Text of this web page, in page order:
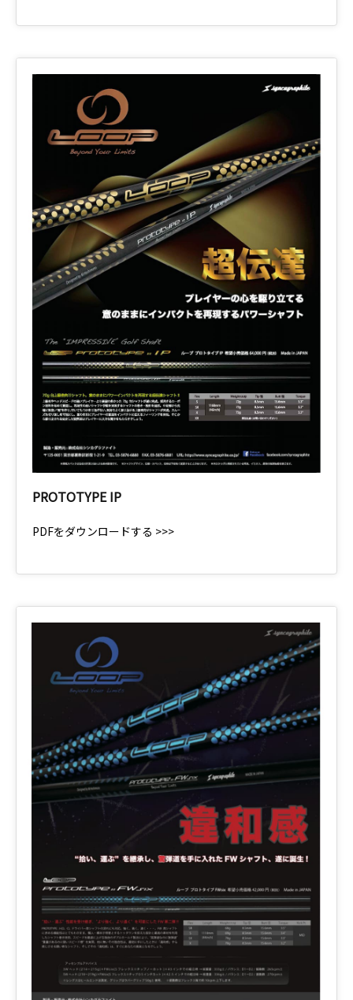
PROTOTYPE IP
PDFをダウンロードする >>>